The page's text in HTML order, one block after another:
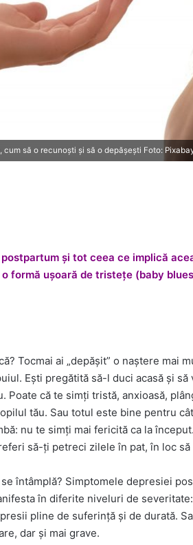
cum să o recunoști și să o depășești Foto:
și tot ceea ce implică
formă ușoară de tristețe (baby
Tocmai ai „depășit” o naștere mai
Ești pregătită să-l duci acasă și
Poate că te simți tristă, anxioasă,
tău. Sau totul este bine pentru
nu te simți mai fericită ca la
să-ți petreci zilele în pat, în loc
întâmplă? Simptomele depresiei
în diferite niveluri de
pline de suferință și de durată.
dar și mai grave.